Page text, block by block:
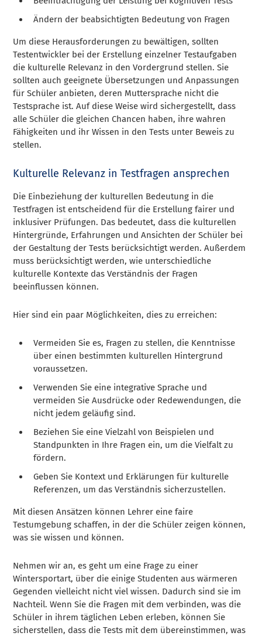
Ändern der beabsichtigten Bedeutung von Fragen
Um diese Herausforderungen zu bewältigen, sollten
Testentwickler bei der Erstellung einzelner Testaufgaben
die kulturelle Relevanz in den Vordergrund stellen. Sie
sollten auch geeignete Übersetzungen und Anpassungen
für Schüler anbieten, deren Muttersprache nicht die
Testsprache ist. Auf diese Weise wird sichergestellt, dass
alle Schüler die gleichen Chancen haben, ihre wahren
Fähigkeiten und ihr Wissen in den Tests unter Beweis zu
stellen.
Kulturelle Relevanz in Testfragen ansprechen
Die Einbeziehung der kulturellen Bedeutung in die
Testfragen ist entscheidend für die Erstellung fairer und
inklusiver Prüfungen. Das bedeutet, dass die kulturellen
Hintergründe, Erfahrungen und Ansichten der Schüler bei
der Gestaltung der Tests berücksichtigt werden. Außerdem
muss berücksichtigt werden, wie unterschiedliche
kulturelle Kontexte das Verständnis der Fragen
beeinflussen können.
Hier sind ein paar Möglichkeiten, dies zu erreichen:
Vermeiden Sie es, Fragen zu stellen, die Kenntnisse
über einen bestimmten kulturellen Hintergrund
voraussetzen.
Verwenden Sie eine integrative Sprache und
vermeiden Sie Ausdrücke oder Redewendungen, die
nicht jedem geläufig sind.
Beziehen Sie eine Vielzahl von Beispielen und
Standpunkten in Ihre Fragen ein, um die Vielfalt zu
fördern.
Geben Sie Kontext und Erklärungen für kulturelle
Referenzen, um das Verständnis sicherzustellen.
Mit diesen Ansätzen können Lehrer eine faire
Testumgebung schaffen, in der die Schüler zeigen können,
was sie wissen und können.
Nehmen wir an, es geht um eine Frage zu einer
Wintersportart, über die einige Studenten aus wärmeren
Gegenden vielleicht nicht viel wissen. Dadurch sind sie im
Nachteil. Wenn Sie die Fragen mit dem verbinden, was die
Schüler in ihrem täglichen Leben erleben, können Sie
sicherstellen, dass die Tests mit dem übereinstimmen, was